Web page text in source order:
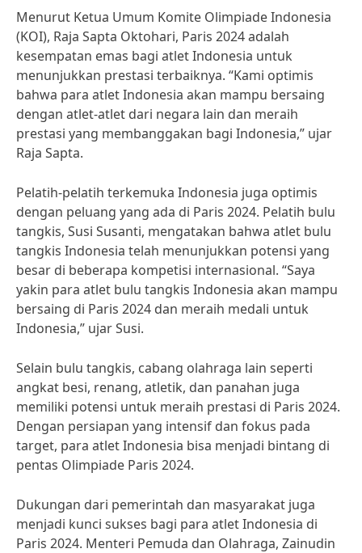
Menurut Ketua Umum Komite Olimpiade Indonesia
(KOI), Raja Sapta Oktohari, Paris 2024 adalah
kesempatan emas bagi atlet Indonesia untuk
menunjukkan prestasi terbaiknya. “Kami optimis
bahwa para atlet Indonesia akan mampu bersaing
dengan atlet-atlet dari negara lain dan meraih
prestasi yang membanggakan bagi Indonesia,” ujar
Raja Sapta.
Pelatih-pelatih terkemuka Indonesia juga optimis
dengan peluang yang ada di Paris 2024. Pelatih bulu
tangkis, Susi Susanti, mengatakan bahwa atlet bulu
tangkis Indonesia telah menunjukkan potensi yang
besar di beberapa kompetisi internasional. “Saya
yakin para atlet bulu tangkis Indonesia akan mampu
bersaing di Paris 2024 dan meraih medali untuk
Indonesia,” ujar Susi.
Selain bulu tangkis, cabang olahraga lain seperti
angkat besi, renang, atletik, dan panahan juga
memiliki potensi untuk meraih prestasi di Paris 2024.
Dengan persiapan yang intensif dan fokus pada
target, para atlet Indonesia bisa menjadi bintang di
pentas Olimpiade Paris 2024.
Dukungan dari pemerintah dan masyarakat juga
menjadi kunci sukses bagi para atlet Indonesia di
Paris 2024. Menteri Pemuda dan Olahraga, Zainudin